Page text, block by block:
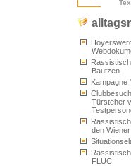
Bautzen
Kampagne
Türsteher
den
FLUC